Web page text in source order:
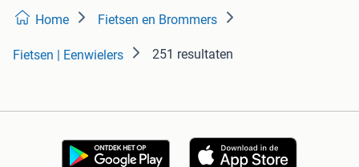
Home Fietsen en Brommers
Fietsen | Eenwielers 251 resultaten